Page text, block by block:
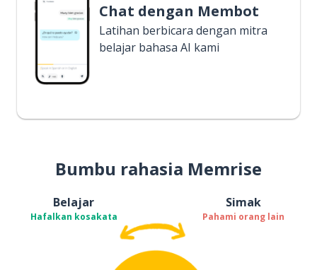
Chat dengan Membot
Latihan berbicara dengan mitra
belajar bahasa AI kami
Bumbu rahasia Memrise
Belajar
Hafalkan kosakata
Simak
Pahami orang lain